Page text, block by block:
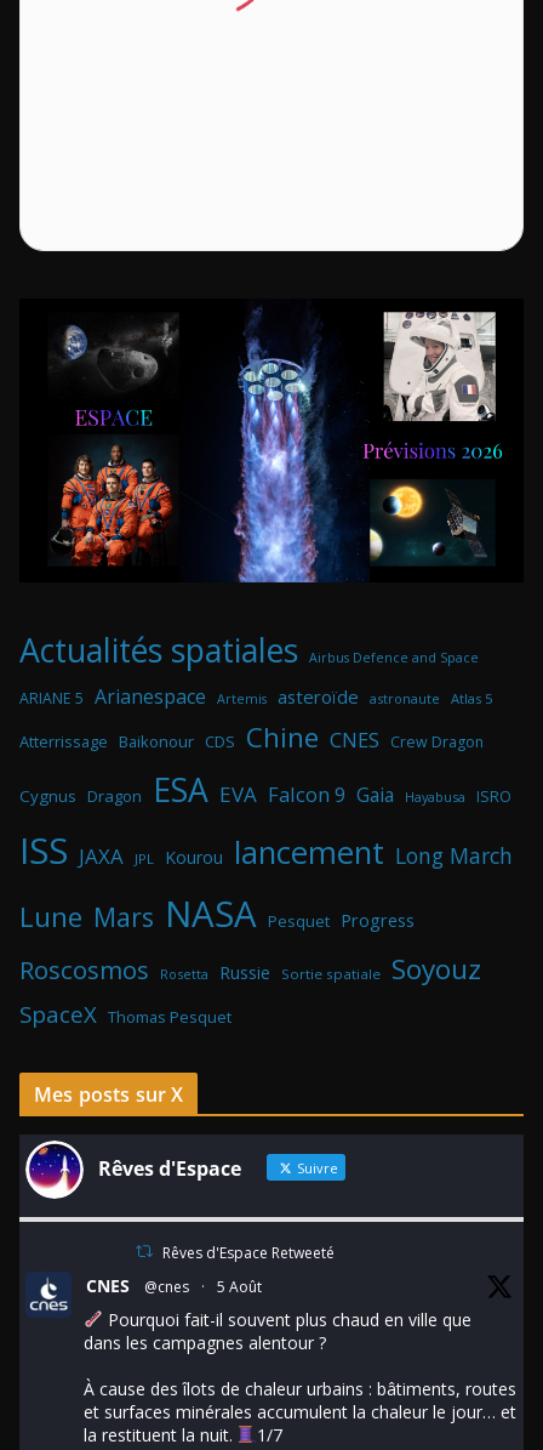
Actualités spatiales Airbus Defence and Space
ARIANE 5 Arianespace Artemis asteroïde astronaute Atlas 5
Atterrissage Baikonour CDS Chine CNES Crew Dragon
Cygnus Dragon ESA EVA Falcon 9 Gaia Hayabusa ISRO
ISS JAXA JPL Kourou lancement Long March
Lune Mars NASA Pesquet Progress
Roscosmos Rosetta Russie Sortie spatiale Soyouz
SpaceX Thomas Pesquet
Mes posts sur X
Rêves d'Espace Suivre
Rêves d'Espace Retweeté
CNES @cnes · 5 Août
Pourquoi fait-il souvent plus chaud en ville que
dans les campagnes alentour ?
À cause des îlots de chaleur urbains : bâtiments, routes
et surfaces minérales accumulent la chaleur le jour… et
la restituent la nuit.
1/7